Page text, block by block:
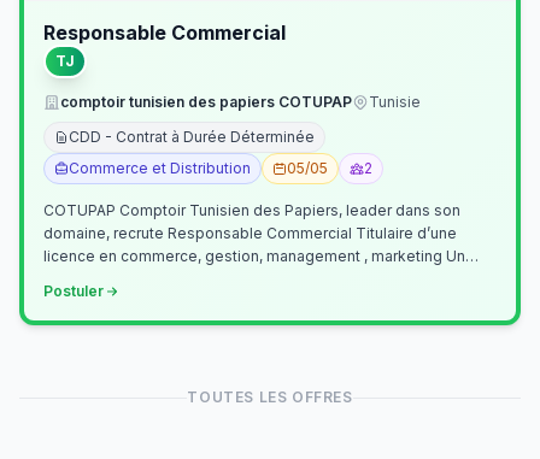
Responsable Commercial
TJ
comptoir tunisien des papiers COTUPAP
Tunisie
CDD - Contrat à Durée Déterminée
Commerce et Distribution
05/05 2
COTUPAP Comptoir Tunisien des Papiers, leader dans son
domaine, recrute Responsable Commercial Titulaire d’une
licence en commerce, gestion, management , marketing Un
Postuler
TOUTES LES OFFRES